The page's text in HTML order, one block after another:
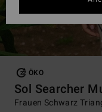
ÖKO
Sol Searcher
Frauen Schwarz